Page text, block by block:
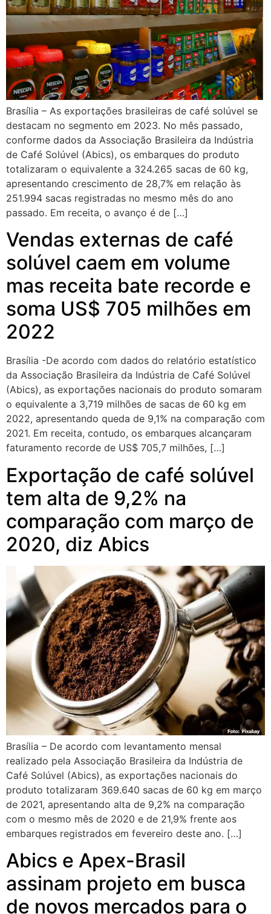
Brasília – As exportações brasileiras de café solúvel se
destacam no segmento em 2023. No mês passado,
conforme dados da Associação Brasileira da Indústria
de Café Solúvel (Abics), os embarques do produto
totalizaram o equivalente a 324.265 sacas de 60 kg,
apresentando crescimento de 28,7% em relação às
251.994 sacas registradas no mesmo mês do ano
passado. Em receita, o avanço é de […]
Vendas externas de café
solúvel caem em volume
mas receita bate recorde e
soma US$ 705 milhões em
2022
Brasília -De acordo com dados do relatório estatístico
da Associação Brasileira da Indústria de Café Solúvel
(Abics), as exportações nacionais do produto somaram
o equivalente a 3,719 milhões de sacas de 60 kg em
2022, apresentando queda de 9,1% na comparação com
2021. Em receita, contudo, os embarques alcançaram
faturamento recorde de US$ 705,7 milhões, […]
Exportação de café solúvel
tem alta de 9,2% na
comparação com março de
2020, diz Abics
Brasília – De acordo com levantamento mensal
realizado pela Associação Brasileira da Indústria de
Café Solúvel (Abics), as exportações nacionais do
produto totalizaram 369.640 sacas de 60 kg em março
de 2021, apresentando alta de 9,2% na comparação
com o mesmo mês de 2020 e de 21,9% frente aos
embarques registrados em fevereiro deste ano. […]
Abics e Apex-Brasil
assinam projeto em busca
de novos mercados para o